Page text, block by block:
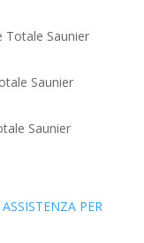
Totale Saunier
Saunier
Saunier
PER